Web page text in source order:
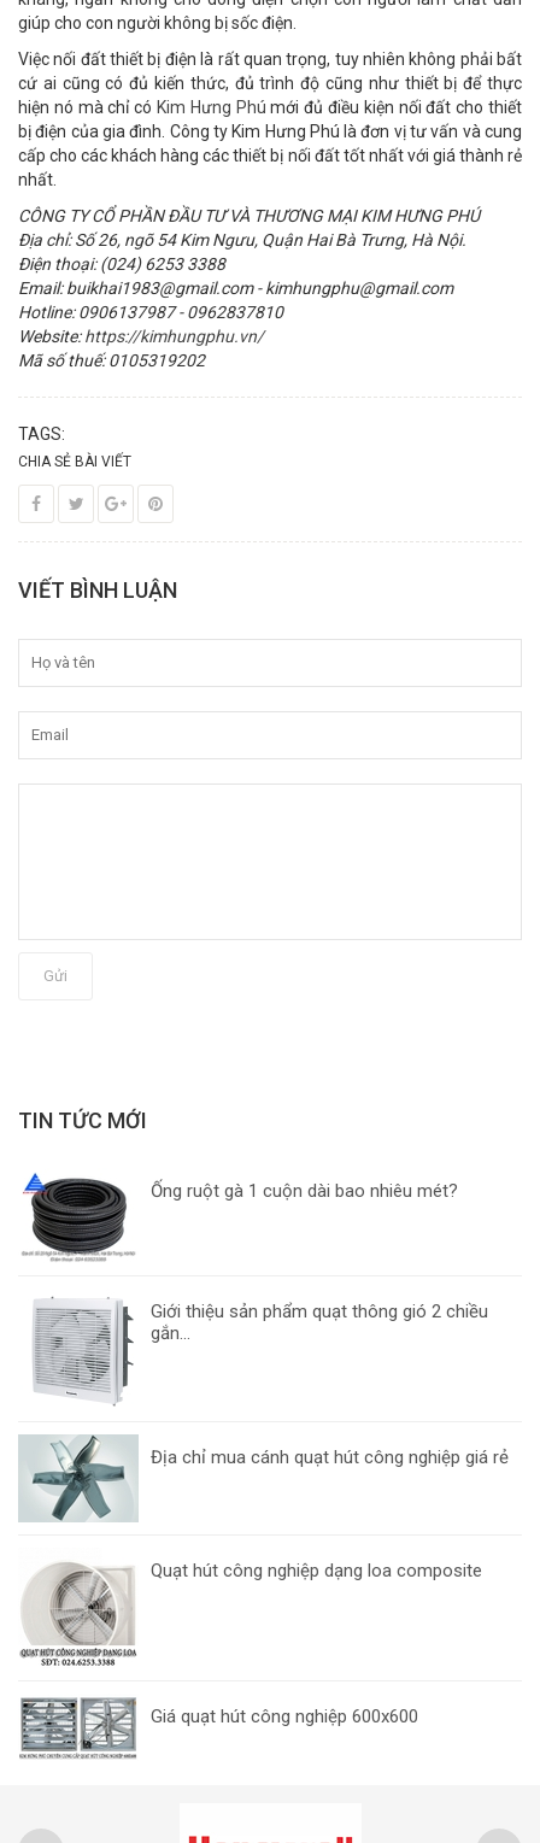
giúp cho con người không bị sốc điện.
Việc nối đất thiết bị điện là rất quan trọng, tuy nhiên không phải bất
cứ ai cũng có đủ kiến thức, đủ trình độ cũng như thiết bị để thực
hiện nó mà chỉ có Kim Hưng Phú mới đủ điều kiện nối đất cho thiết
bị điện của gia đình. Công ty Kim Hưng Phú là đơn vị tư vấn và cung
cấp cho các khách hàng các thiết bị nối đất tốt nhất với giá thành rẻ
nhất.
CÔNG TY CỔ PHẦN ĐẦU TƯ VÀ THƯƠNG MẠI KIM HƯNG PHÚ
Địa chỉ: Số 26, ngõ 54 Kim Ngưu, Quận Hai Bà Trưng, Hà Nội.
Điện thoại: (024) 6253 3388
Email: buikhai1983@gmail.com - kimhungphu@gmail.com
Hotline: 0906137987 - 0962837810
Website:https://kimhungphu.vn/
Mã số thuế: 0105319202
TAGS:
CHIA SẺ BÀI VIẾT
VIẾT BÌNH LUẬN
Gửi
TIN TỨC MỚI
Ống ruột gà 1 cuộn dài bao nhiêu mét?
Giới thiệu sản phẩm quạt thông gió 2 chiều
gắn...
Địa chỉ mua cánh quạt hút công nghiệp giá rẻ
Quạt hút công nghiệp dạng loa composite
Giá quạt hút công nghiệp 600x600